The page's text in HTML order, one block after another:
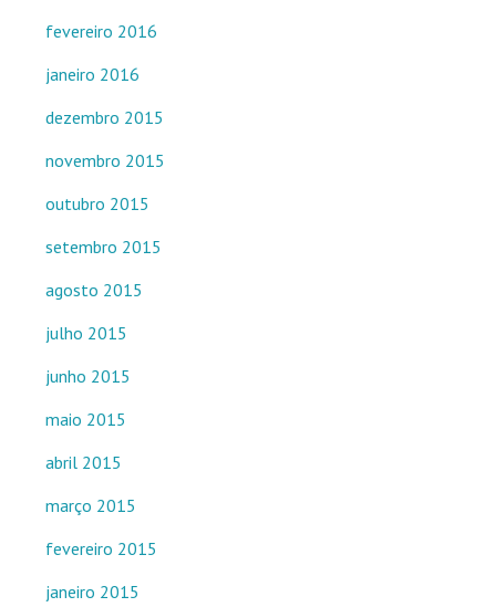
fevereiro 2016
janeiro 2016
dezembro 2015
novembro 2015
outubro 2015
setembro 2015
agosto 2015
julho 2015
junho 2015
maio 2015
abril 2015
março 2015
fevereiro 2015
janeiro 2015